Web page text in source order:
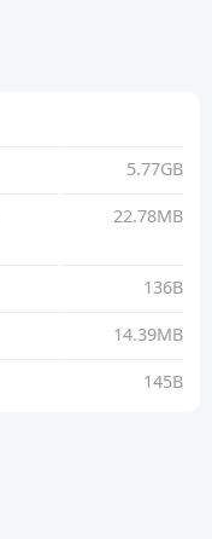
5.77GB
22.78MB
136B
14.39MB
145B